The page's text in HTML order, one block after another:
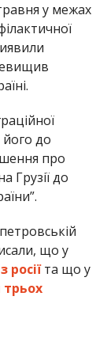
у межах
до
про
Грузії до
що у
та що у